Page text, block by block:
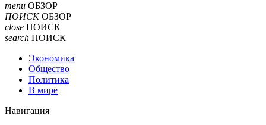
menu ОБЗОР
ПОИСК ОБЗОР
close ПОИСК
search ПОИСК
Экономика
Общество
Политика
В мире
Навигация